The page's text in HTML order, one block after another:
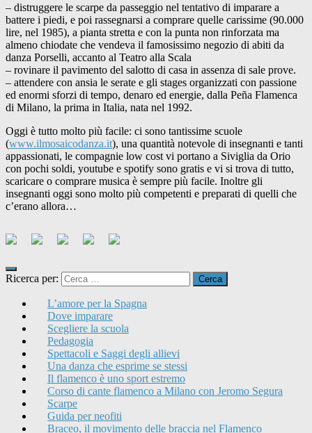
– distruggere le scarpe da passeggio nel tentativo di imparare a
battere i piedi, e poi rassegnarsi a comprare quelle carissime (90.000
lire, nel 1985), a pianta stretta e con la punta non rinforzata ma
almeno chiodate che vendeva il famosissimo negozio di abiti da
danza Porselli, accanto al Teatro alla Scala
– rovinare il pavimento del salotto di casa in assenza di sale prove.
– attendere con ansia le serate e gli stages organizzati con passione
ed enormi sforzi di tempo, denaro ed energie, dalla Peña Flamenca
di Milano, la prima in Italia, nata nel 1992.
Oggi è tutto molto più facile: ci sono tantissime scuole
(www.ilmosaicodanza.it), una quantità notevole di insegnanti e tanti
appassionati, le compagnie low cost vi portano a Siviglia da Orio
con pochi soldi, youtube e spotify sono gratis e vi si trova di tutto,
scaricare o comprare musica è sempre più facile. Inoltre gli
insegnanti oggi sono molto più competenti e preparati di quelli che
c’erano allora…
Ricerca per:
L’amore per la Spagna
Dove imparare
Scegliere la scuola
Pedagogia
Spettacoli e Saggi degli allievi
Una danza che esprime se stessi
Il flamenco è uno sport estremo
Corso di cante flamenco a Milano con Jeromo Segura
Scarpe
Guida per neofiti
Braceo, il movimento delle braccia nel Flamenco